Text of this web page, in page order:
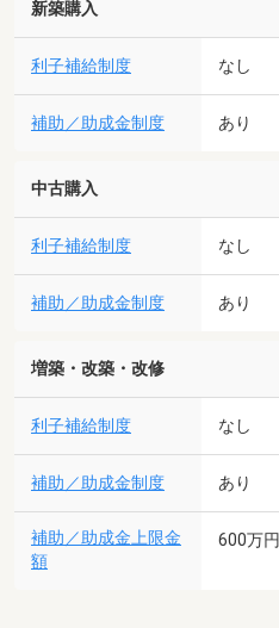
新築購入
利子補給制度 なし
補助／助成金制度 あり
中古購入
利子補給制度 なし
補助／助成金制度 あり
増築・改築・改修
利子補給制度 なし
補助／助成金制度 あり
補助／助成金上限金
額
600万円